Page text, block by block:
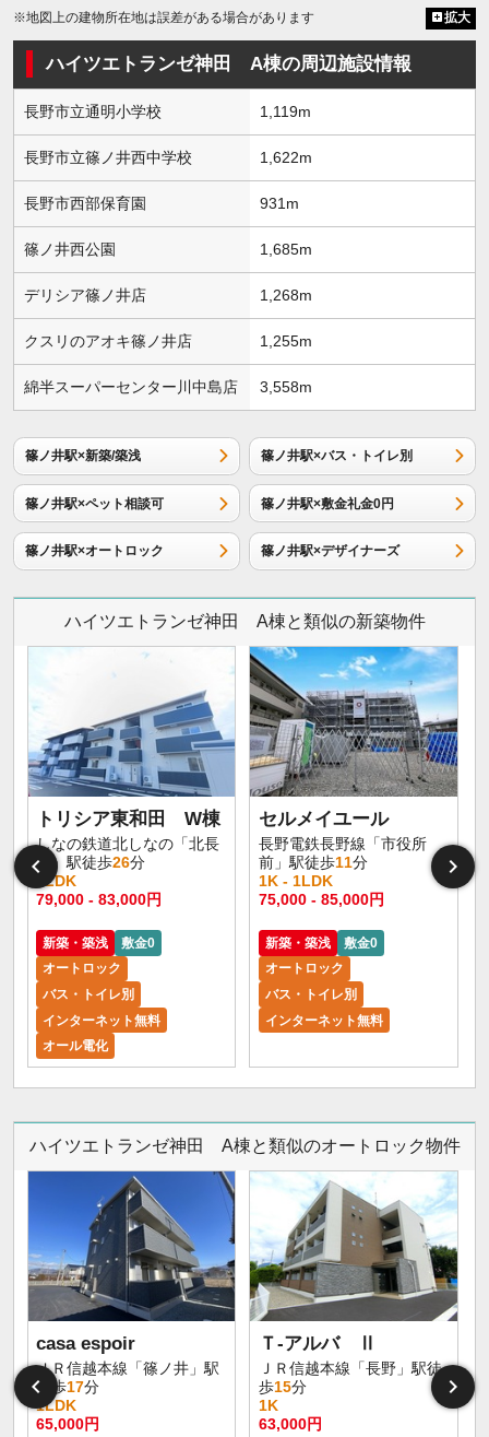
※地図上の建物所在地は誤差がある場合があります 拡大
ハイツエトランゼ神田 A棟の周辺施設情報
長野市立通明小学校 1,119m
長野市立篠ノ井西中学校 1,622m
長野市西部保育園 931m
篠ノ井西公園 1,685m
デリシア篠ノ井店 1,268m
クスリのアオキ篠ノ井店 1,255m
綿半スーパーセンター川中島店 3,558m
篠ノ井駅×新築/築浅 篠ノ井駅×バス・トイレ別
篠ノ井駅×ペット相談可 篠ノ井駅×敷金礼金0円
篠ノ井駅×オートロック 篠ノ井駅×デザイナーズ
ハイツエトランゼ神田 A棟と類似の新築物件
トリシア東和田 W棟
しなの鉄道北しなの「北長
野」駅徒歩26分
1LDK
79,000 - 83,000円
新築・築浅
敷金0
オートロック
バス・トイレ別
インターネット無料
オール電化
セルメイユール
長野電鉄長野線「市役所
前」駅徒歩11分
1K - 1LDK
75,000 - 85,000円
新築・築浅
敷金0
オートロック
バス・トイレ別
インターネット無料
ハイツエトランゼ神田 A棟と類似のオートロック物件
casa espoir
ＪＲ信越本線「篠ノ井」駅
徒歩17分
1LDK
65,000円
Ｔ-アルバ Ⅱ
ＪＲ信越本線「長野」駅徒
歩15分
1K
63,000円